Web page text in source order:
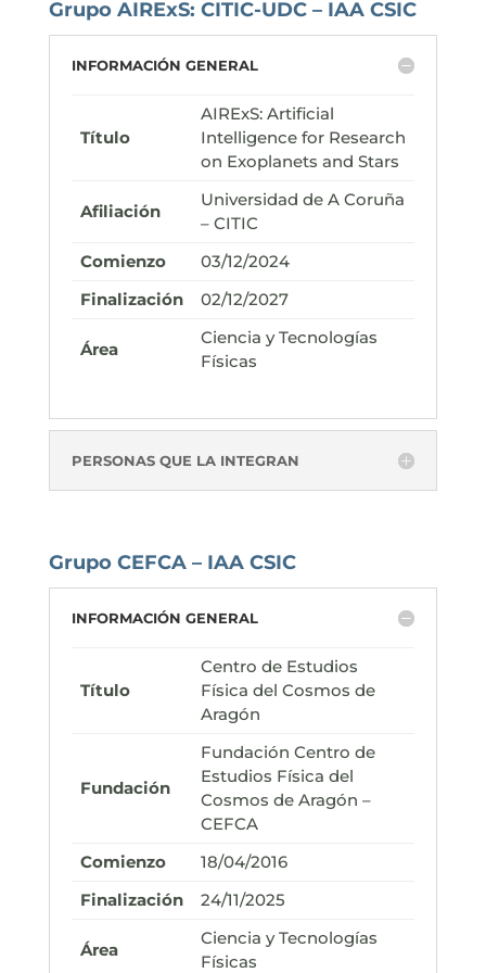
Grupo AIRExS: CITIC-UDC – IAA CSIC
INFORMACIÓN GENERAL
Título
AIRExS: Artificial
Intelligence for Research
on Exoplanets and Stars
Afiliación
Universidad de A Coruña
– CITIC
Comienzo
03/12/2024
Finalización
02/12/2027
Área
Ciencia y Tecnologías
Físicas
PERSONAS QUE LA INTEGRAN
Grupo CEFCA – IAA CSIC
INFORMACIÓN GENERAL
Título
Centro de Estudios
Física del Cosmos de
Aragón
Fundación
Fundación Centro de
Estudios Física del
Cosmos de Aragón –
CEFCA
Comienzo
18/04/2016
Finalización
24/11/2025
Área
Ciencia y Tecnologías
Físicas